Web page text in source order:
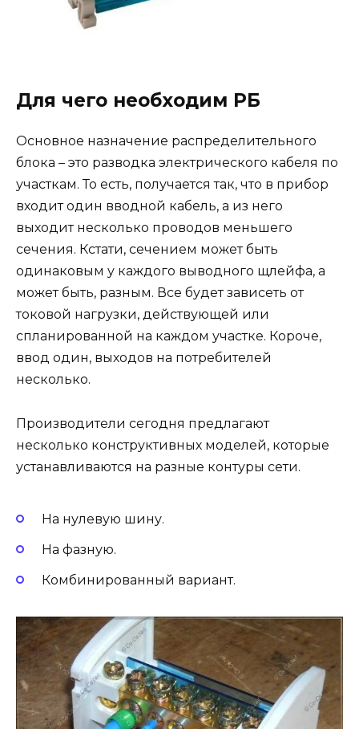
Для чего необходим РБ
Основное назначение распределительного
блока – это разводка электрического кабеля по
участкам. То есть, получается так, что в прибор
входит один вводной кабель, а из него
выходит несколько проводов меньшего
сечения. Кстати, сечением может быть
одинаковым у каждого выводного щлейфа, а
может быть, разным. Все будет зависеть от
токовой нагрузки, действующей или
спланированной на каждом участке. Короче,
ввод один, выходов на потребителей
несколько.
Производители сегодня предлагают
несколько конструктивных моделей, которые
устанавливаются на разные контуры сети.
На нулевую шину.
На фазную.
Комбинированный вариант.